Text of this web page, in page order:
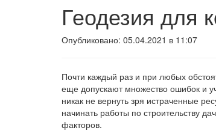
Геодезия для
Опубликовано: 05.04.2021 в 11:07
Почти каждый раз и при любых
еще допускают множество ошибок и
никак не вернуть зря истраченные
начинать работы по строительству
факторов.